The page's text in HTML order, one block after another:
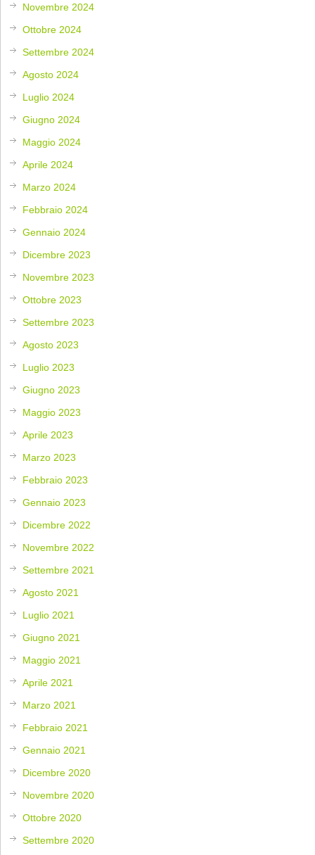
Novembre 2024
Ottobre 2024
Settembre 2024
Agosto 2024
Luglio 2024
Giugno 2024
Maggio 2024
Aprile 2024
Marzo 2024
Febbraio 2024
Gennaio 2024
Dicembre 2023
Novembre 2023
Ottobre 2023
Settembre 2023
Agosto 2023
Luglio 2023
Giugno 2023
Maggio 2023
Aprile 2023
Marzo 2023
Febbraio 2023
Gennaio 2023
Dicembre 2022
Novembre 2022
Settembre 2021
Agosto 2021
Luglio 2021
Giugno 2021
Maggio 2021
Aprile 2021
Marzo 2021
Febbraio 2021
Gennaio 2021
Dicembre 2020
Novembre 2020
Ottobre 2020
Settembre 2020